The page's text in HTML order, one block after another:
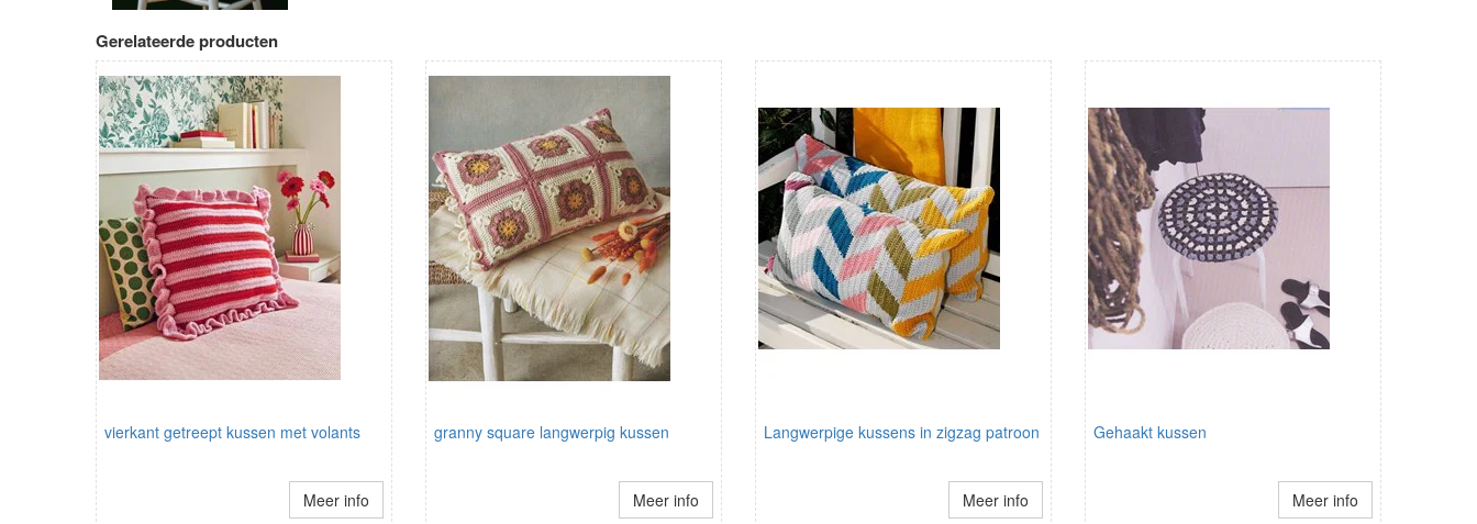
Gerelateerde producten
vierkant getreept kussen met volants
Meer info
granny square langwerpig kussen
Meer info
Langwerpige kussens in zigzag patroon
Meer info
Gehaakt kussen
Meer info